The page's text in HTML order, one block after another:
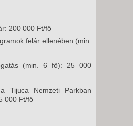
200 000 Ft/fő
felár ellenében (min.
(min. 6 fő): 25 000
Tijuca Nemzeti Parkban
000 Ft/fő